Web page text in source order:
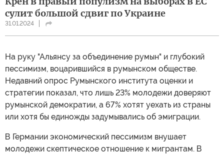
сулит большой сдвиг по Украине
31.01.2024
На руку "Альянсу за объединение румын" и глубокий
пессимизм, воцарившийся в румынском обществе.
Недавний опрос Румынского института оценки и
стратегии показал, что лишь 23% молодежи доверяют
румынской демократии, а 67% хотят уехать из страны
или хотя бы единожды задумывались об эмиграции.
В Германии экономический пессимизм внушает
молодежи скептическое отношение к мигрантам. В